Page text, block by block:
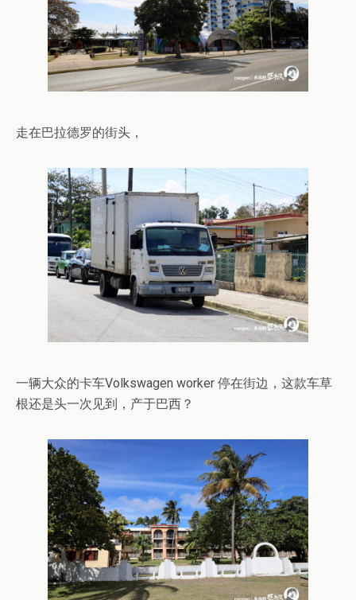
走在巴拉德罗的街头，
一辆大众的卡车Volkswagen worker 停在街边，这款车草
根还是头一次见到，产于巴西？